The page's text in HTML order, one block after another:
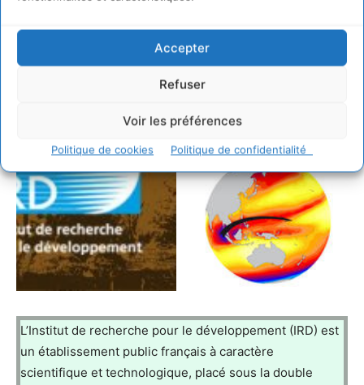
Accepter
Refuser
Voir les préférences
Politique de cookies Politique de confidentialité
L’Institut de recherche pour le développement (IRD) est
un établissement public français à caractère
scientifique et technologique, placé sous la double